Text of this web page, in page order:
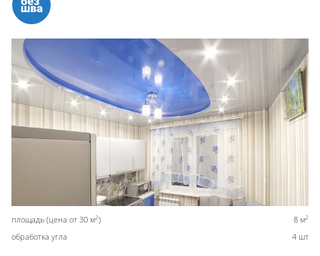
площадь (цена от 30 м2) 8 м2
обработка угла 4 шт